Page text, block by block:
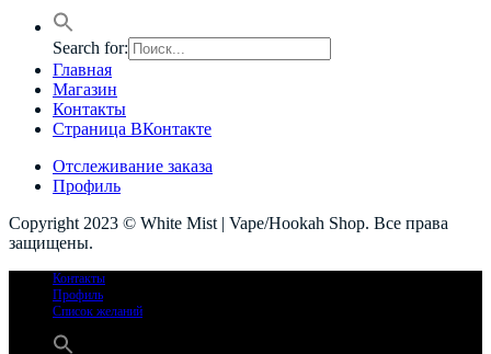
Search for:
Главная
Магазин
Контакты
Страница ВКонтакте
Отслеживание заказа
Профиль
Copyright 2023 © White Mist | Vape/Hookah Shop. Все права
защищены.
Контакты
Профиль
Список желаний